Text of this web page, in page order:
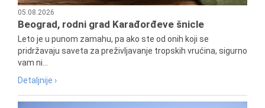
05.08.2026
Beograd, rodni grad Karađorđeve šnicle
Leto je u punom zamahu, pa ako ste od onih koji se
pridržavaju saveta za preživljavanje tropskih vrućina, sigurno
vam ni...
Detaljnije ›